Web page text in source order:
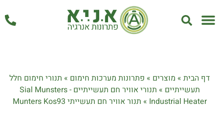
דף הבית » מוצרים » פתרונות מערכות חימום » תנורי חימום חלל
תעשייתיים »
תנורי אוויר חם תעשייתיים Sial Munsters -
Industrial Heater
» תנור אוויר חם תעשייתי Munters Kos93